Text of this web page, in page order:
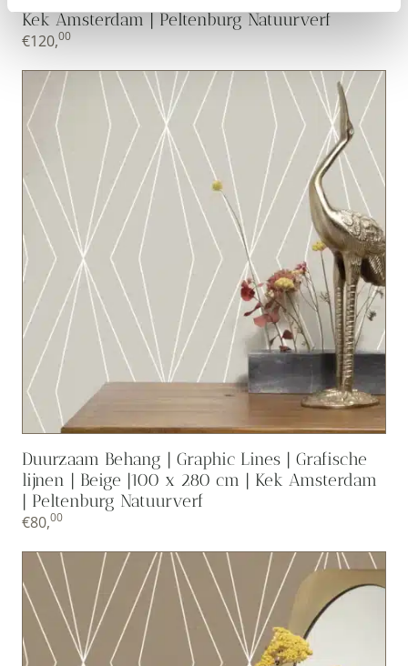
Kek Amsterdam | Peltenburg Natuurverf
€120,00
Duurzaam Behang | Graphic Lines | Grafische
lijnen | Beige |100 x 280 cm | Kek Amsterdam
| Peltenburg Natuurverf
€80,00